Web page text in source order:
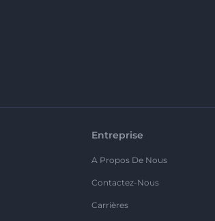
Entreprise
A Propos De Nous
Contactez-Nous
Carrières